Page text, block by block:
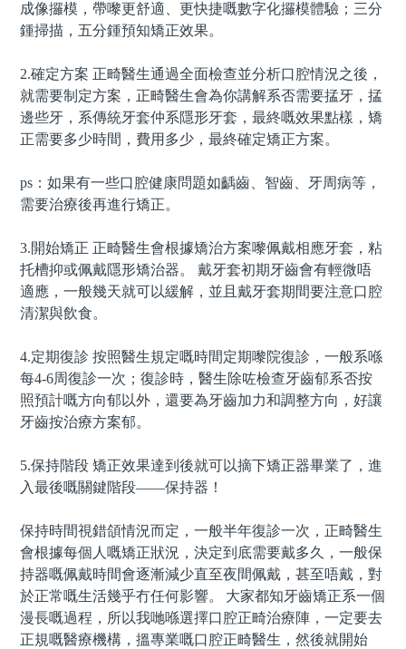
成像攞模，帶嚟更舒適、更快捷嘅數字化攞模體驗；三分
鍾掃描，五分鍾預知矯正效果。
2.確定方案 正畸醫生通過全面檢查並分析口腔情況之後，
就需要制定方案，正畸醫生會為你講解系否需要掹牙，掹
邊些牙，系傳統牙套仲系隱形牙套，最終嘅效果點樣，矯
正需要多少時間，費用多少，最終確定矯正方案。
ps ：如果有一些口腔健康問題如齲齒、智齒、牙周病等，
需要治療後再進行矯正。
3.開始矯正 正畸醫生會根據矯治方案嚟佩戴相應牙套，粘
托槽抑或佩戴隱形矯治器。 戴牙套初期牙齒會有輕微唔
適應，一般幾天就可以緩解，並且戴牙套期間要注意口腔
清潔與飲食。
4.定期復診 按照醫生規定嘅時間定期嚟院復診，一般系喺
每4-6周復診一次；復診時，醫生除咗檢查牙齒郁系否按
照預計嘅方向郁以外，還要為牙齒加力和調整方向，好讓
牙齒按治療方案郁。
5.保持階段 矯正效果達到後就可以摘下矯正器畢業了，進
入最後嘅關鍵階段——保持器！
保持時間視錯頜情況而定，一般半年復診一次，正畸醫生
會根據每個人嘅矯正狀況，決定到底需要戴多久，一般保
持器嘅佩戴時間會逐漸減少直至夜間佩戴，甚至唔戴，對
於正常嘅生活幾乎冇任何影響。
大家都知牙齒矯正系一個
漫長嘅過程，所以我哋喺選擇口腔正畸治療陣，一定要去
正規嘅醫療機構，搵專業嘅口腔正畸醫生，然後就開始